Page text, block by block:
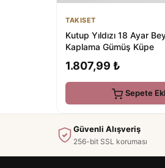
TAKISET
Kutup Yıldızı 18 Ayar
Kaplama Gümüş Küpe
1.807,99 ₺
Sepete
Güvenli Alışveriş
256-bit SSL koruması